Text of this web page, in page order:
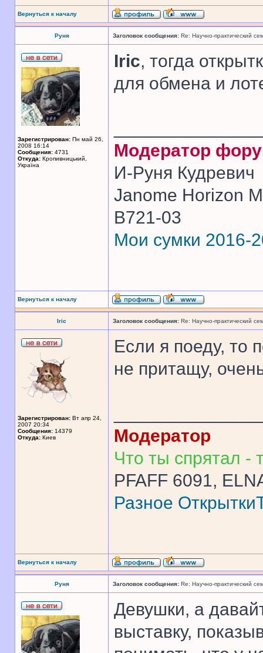
Вернуться к началу
Руня Заголовок сообщения: Re: Научно-практический
Зарегистрирован: Пн май 26,
2008 16:14
Сообщения: 4731
Откуда: Кропивницький,
Україна
Iric, тогда
для обмена и
Модератор
И-Руня Кудревич
Janome Horizon
B721-03
Мои сумки 2016-
Вернуться к началу
Iric Заголовок сообщения: Re: Научно-практический
Зарегистрирован: Вт апр 24,
2007 20:34
Сообщения: 14379
Откуда: Киев
Если я поеду, то
не притащу,
Модератор
Что ты спрятал -
PFAFF 6091,
Разное Открытки
Вернуться к началу
Руня Заголовок сообщения: Re: Научно-практический
Девушки, а
выставку,